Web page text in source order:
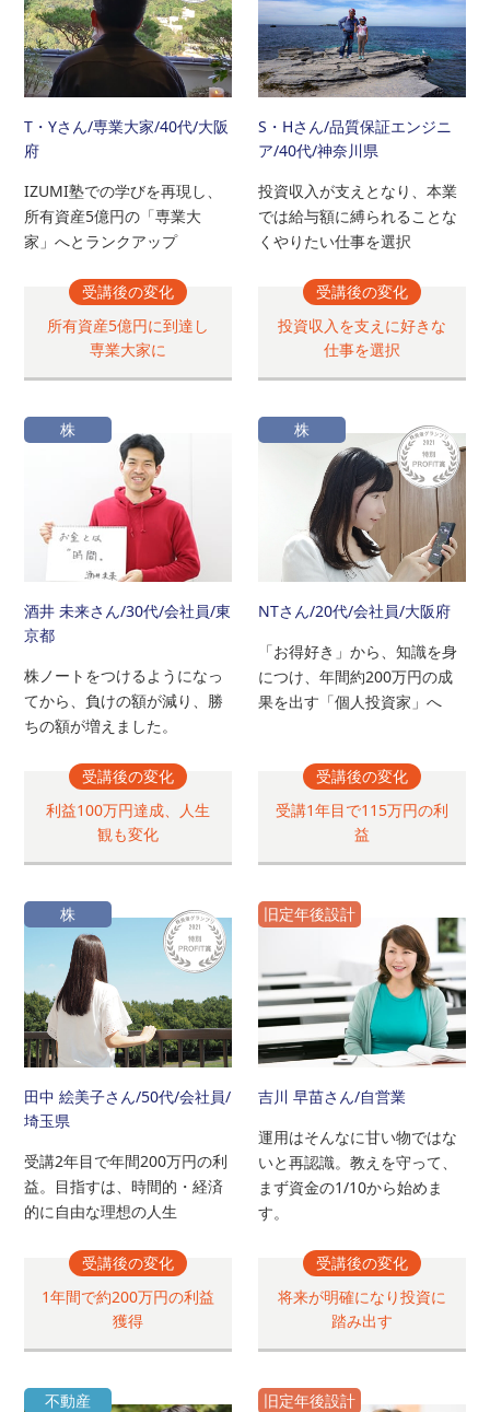
T・Yさん/専業大家/40代/大阪
府
IZUMI塾での学びを再現し、
所有資産5億円の「専業大
家」へとランクアップ
受講後の変化
所有資産5億円に到達し
専業大家に
S・Hさん/品質保証エンジニ
ア/40代/神奈川県
投資収入が支えとなり、本業
では給与額に縛られることな
くやりたい仕事を選択
受講後の変化
投資収入を支えに好きな
仕事を選択
株
酒井 未来さん/30代/会社員/東
京都
株ノートをつけるようになっ
てから、負けの額が減り、勝
ちの額が増えました。
受講後の変化
利益100万円達成、人生
観も変化
株
NTさん/20代/会社員/大阪府
「お得好き」から、知識を身
につけ、年間約200万円の成
果を出す「個人投資家」へ
受講後の変化
受講1年目で115万円の利
益
株
田中 絵美子さん/50代/会社員/
埼玉県
受講2年目で年間200万円の利
益。目指すは、時間的・経済
的に自由な理想の人生
受講後の変化
1年間で約200万円の利益
獲得
旧定年後設計
吉川 早苗さん/自営業
運用はそんなに甘い物ではな
いと再認識。教えを守って、
まず資金の1/10から始めま
す。
受講後の変化
将来が明確になり投資に
踏み出す
不動産 旧定年後設計